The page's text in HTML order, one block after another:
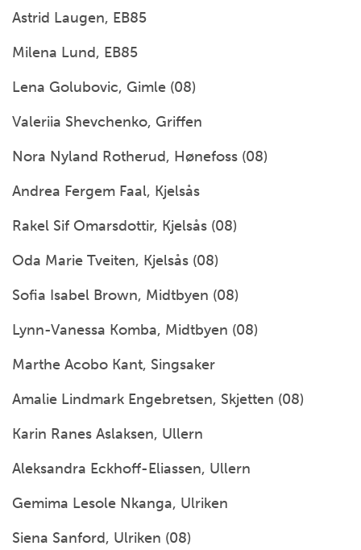
Astrid Laugen, EB85
Milena Lund, EB85
Lena Golubovic, Gimle (08)
Valeriia Shevchenko, Griffen
Nora Nyland Rotherud, Hønefoss (08)
Andrea Fergem Faal, Kjelsås
Rakel Sif Omarsdottir, Kjelsås (08)
Oda Marie Tveiten, Kjelsås (08)
Sofia Isabel Brown, Midtbyen (08)
Lynn-Vanessa Komba, Midtbyen (08)
Marthe Acobo Kant, Singsaker
Amalie Lindmark Engebretsen, Skjetten (08)
Karin Ranes Aslaksen, Ullern
Aleksandra Eckhoff-Eliassen, Ullern
Gemima Lesole Nkanga, Ulriken
Siena Sanford, Ulriken (08)